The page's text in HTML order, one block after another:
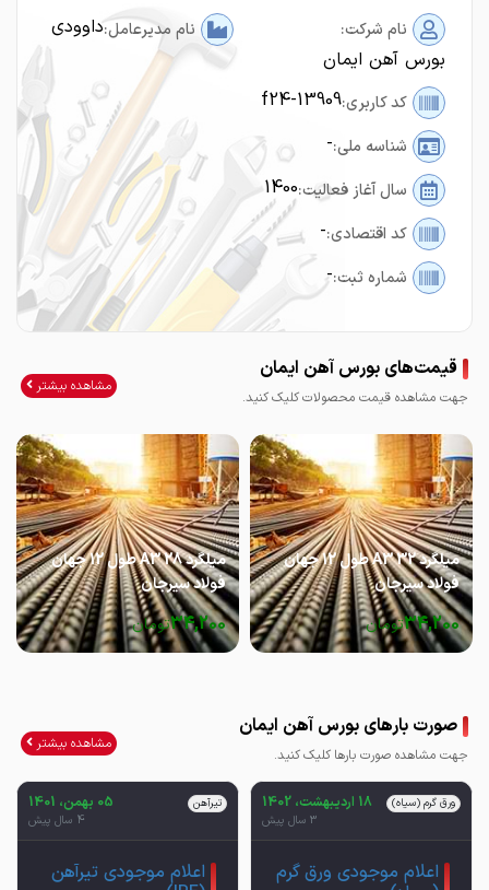
نام شرکت:
بورس آهن ایمان
نام مدیرعامل:داوودی
کد کاربری:f24-13909
شناسه ملی:-
سال آغاز فعالیت:1400
کد اقتصادی:-
شماره ثبت:-
قیمت‌های بورس آهن ایمان
جهت مشاهده قیمت محصولات کلیک کنید.
مشاهده بیشتر
میلگرد 32 A3 طول 12 جهان
فولاد سیرجان
34,200تومان
میلگرد 28 A3 طول 12 جهان
فولاد سیرجان
34,200تومان
صورت بارهای بورس آهن ایمان
جهت مشاهده صورت بارها کلیک کنید.
مشاهده بیشتر
ورق گرم (سیاه) 18 اردیبهشت، 1402
3 سال پیش
اعلام موجودی ورق گرم
تیرآهن 05 بهمن، 1401
4 سال پیش
اعلام موجودی تیرآهن